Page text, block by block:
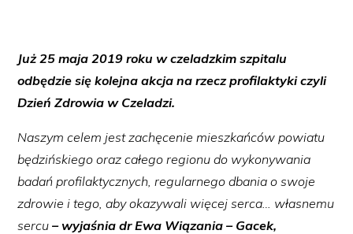
Już 25 maja 2019 roku w czeladzkim szpitalu
odbędzie się kolejna akcja na rzecz profilaktyki czyli
Dzień Zdrowia w Czeladzi.
Naszym celem jest zachęcenie mieszkańców powiatu
będzińskiego oraz całego regionu do wykonywania
badań profilaktycznych, regularnego dbania o swoje
zdrowie i tego, aby okazywali więcej serca… własnemu
sercu – wyjaśnia dr Ewa Wiązania – Gacek,